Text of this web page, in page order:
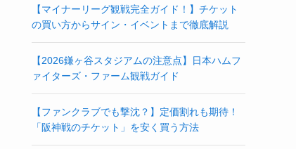
【マイナーリーグ観戦完全ガイド！】チケット
の買い方からサイン・イベントまで徹底解説
【2026鎌ヶ谷スタジアムの注意点】日本ハムフ
ァイターズ・ファーム観戦ガイド
【ファンクラブでも撃沈？】定価割れも期待！
「阪神戦のチケット」を安く買う方法